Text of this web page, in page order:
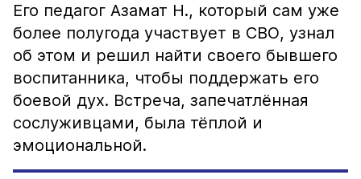
Его педагог Азамат Н., который сам уже
более полугода участвует в СВО, узнал
об этом и решил найти своего бывшего
воспитанника, чтобы поддержать его
боевой дух. Встреча, запечатлённая
сослуживцами, была тёплой и
эмоциональной.